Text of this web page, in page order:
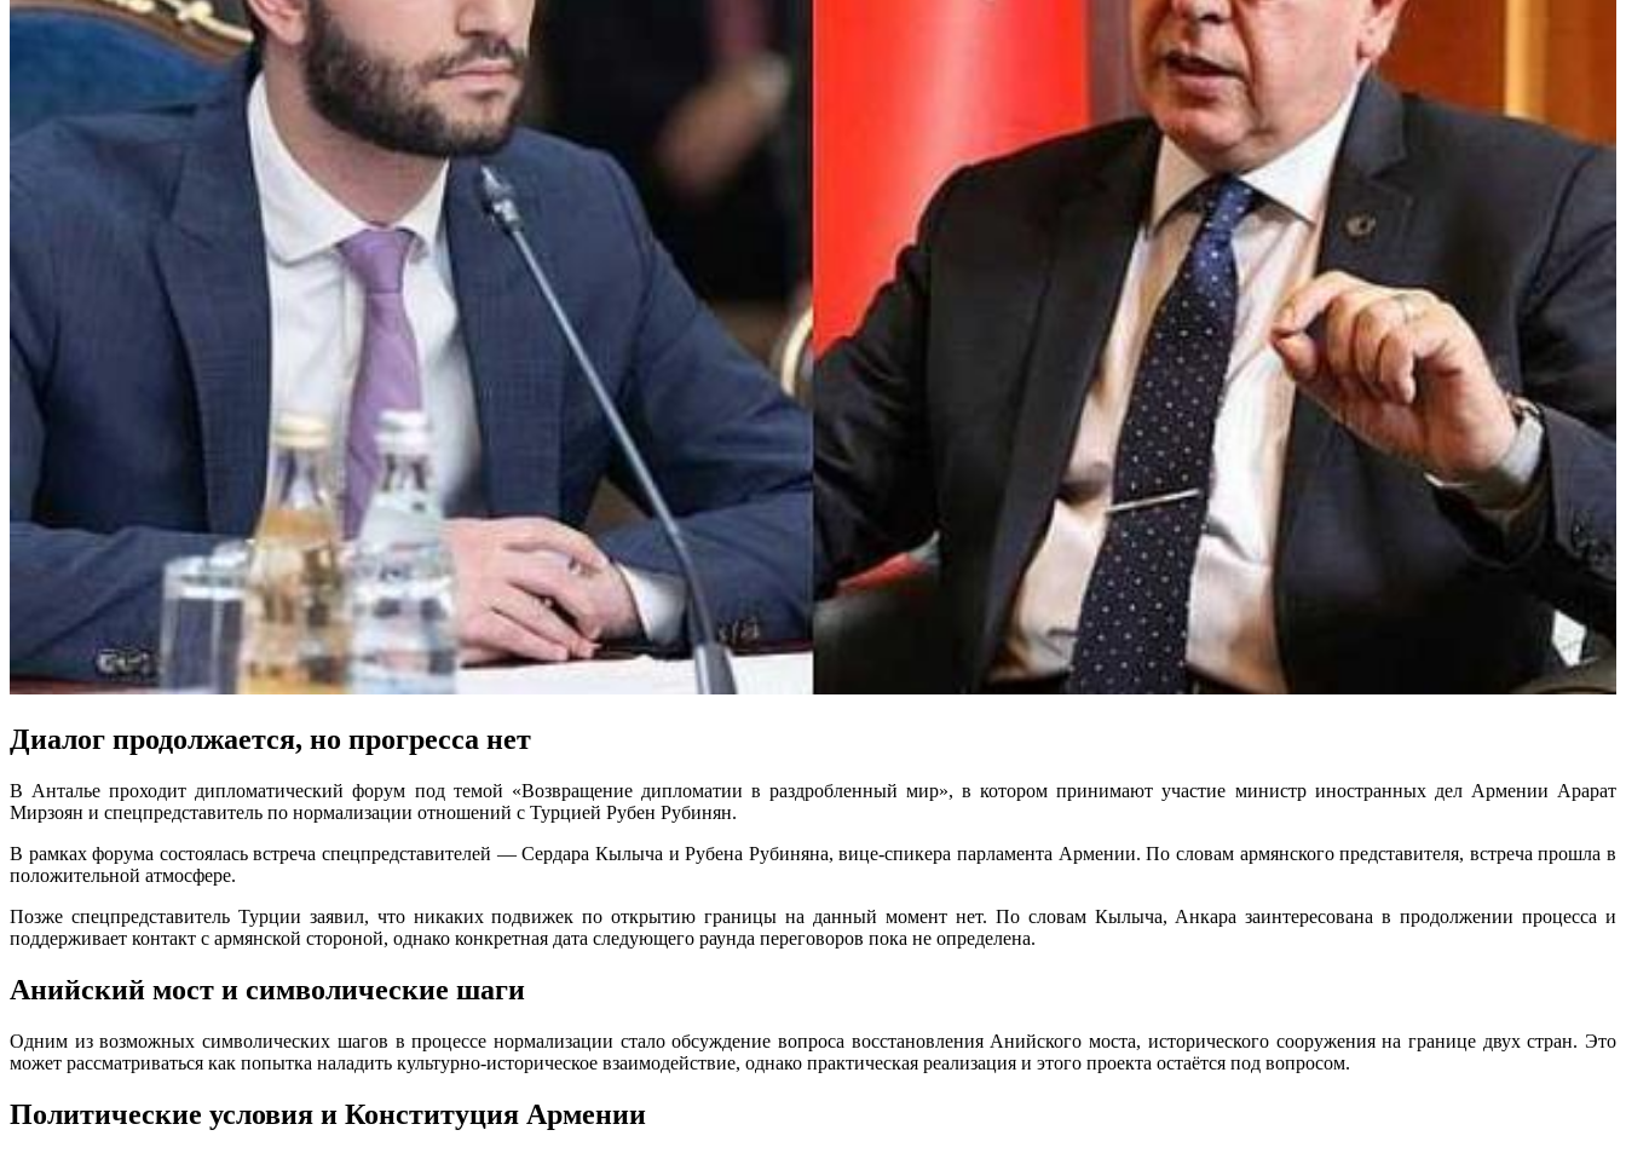
Диалог продолжается, но прогресса нет
В Анталье проходит дипломатический форум под темой «Возвращение дипломатии в раздробленный мир», в котором принимают участие министр иностранных дел Армении Арарат
Мирзоян и спецпредставитель по нормализации отношений с Турцией Рубен Рубинян.
В рамках форума состоялась встреча спецпредставителей — Сердара Кылыча и Рубена Рубиняна, вице-спикера парламента Армении. По словам армянского представителя, встреча прошла в
положительной атмосфере.
Позже спецпредставитель Турции заявил, что никаких подвижек по открытию границы на данный момент нет. По словам Кылыча, Анкара заинтересована в продолжении процесса и
поддерживает контакт с армянской стороной, однако конкретная дата следующего раунда переговоров пока не определена.
Анийский мост и символические шаги
Одним из возможных символических шагов в процессе нормализации стало обсуждение вопроса восстановления Анийского моста, исторического сооружения на границе двух стран. Это
может рассматриваться как попытка наладить культурно-историческое взаимодействие, однако практическая реализация и этого проекта остаётся под вопросом.
Политические условия и Конституция Армении